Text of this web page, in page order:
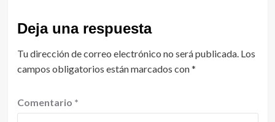
Deja una respuesta
Tu dirección de correo electrónico no será publicada. Los
campos obligatorios están marcados con*
Comentario *